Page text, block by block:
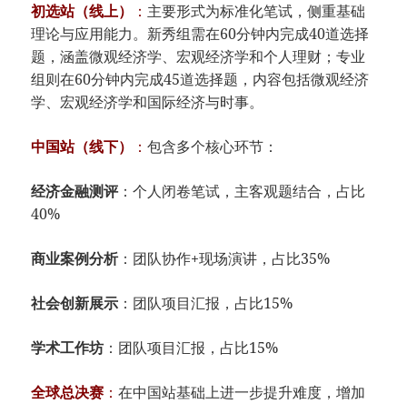
​初选站（线上）​ ​： 主要形式为标准化笔试，侧重基础
理论与应用能力。新秀组需在60分钟内完成40道选择
题，涵盖微观经济学、宏观经济学和个人理财；专业
组则在60分钟内完成45道选择题，内容包括微观经济
学、宏观经济学和国际经济与时事。
​中国站（线下）​ ​：包含多个核心环节：
​经济金融测评​​：个人闭卷笔试，主客观题结合，占比
40%
​商业案例分析​​：团队协作+现场演讲，占比35%
​社会创新展示​ ​：团队项目汇报，占比15%
​学术工作坊​ ​：团队项目汇报，占比15%
全球总决赛​ ​：在中国站基础上进一步提升难度，增加